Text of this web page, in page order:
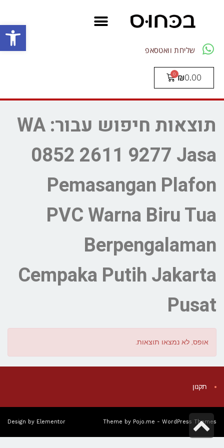
פתח
שליחת וואטסאפ
₪0.00
תוצאות חיפוש עבור: WA
0852 2611 9277 Jasa
Pemasangan Plafon
PVC Warna Biru Tua
Berpengalaman
Cempaka Putih Jakarta
Pusat
אופס, לא נמצאו תוצאות.
תקנון
Theme by Pojo.me - WordPress Themes
Design by Elementor
גלילה
לראש